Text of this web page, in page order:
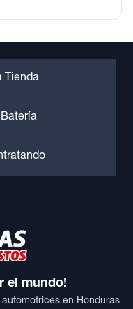
Tienda
el mundo!
en Honduras